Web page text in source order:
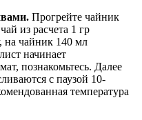
Прогрейте чайник
из расчета 1 гр
чайник 140 мл
начинает
познакомьтесь. Далее
с паузой 10-
температура